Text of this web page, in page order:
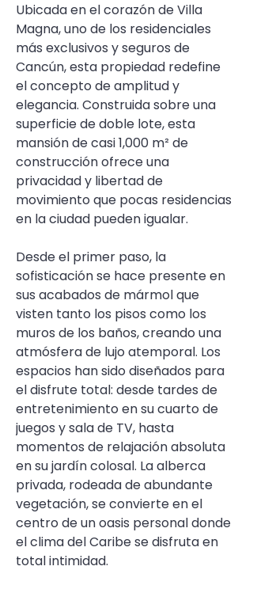
Ubicada en el corazón de Villa
Magna, uno de los residenciales
más exclusivos y seguros de
Cancún, esta propiedad redefine
el concepto de amplitud y
elegancia. Construida sobre una
superficie de doble lote, esta
mansión de casi 1,000 m² de
construcción ofrece una
privacidad y libertad de
movimiento que pocas residencias
en la ciudad pueden igualar.
Desde el primer paso, la
sofisticación se hace presente en
sus acabados de mármol que
visten tanto los pisos como los
muros de los baños, creando una
atmósfera de lujo atemporal. Los
espacios han sido diseñados para
el disfrute total: desde tardes de
entretenimiento en su cuarto de
juegos y sala de TV, hasta
momentos de relajación absoluta
en su jardín colosal. La alberca
privada, rodeada de abundante
vegetación, se convierte en el
centro de un oasis personal donde
el clima del Caribe se disfruta en
total intimidad.